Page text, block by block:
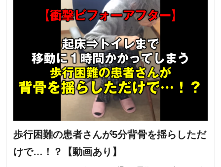
歩行困難の患者さんが5分背骨を揺らしただ
けで…！？【動画あり】